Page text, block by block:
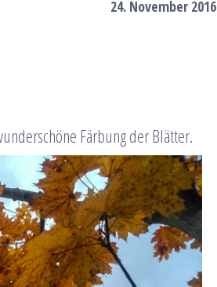
24. November 2016
Färbung der Blätter.